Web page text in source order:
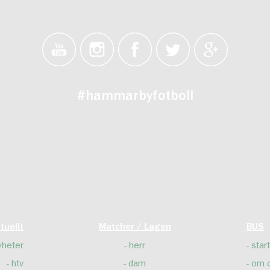
#hammarbyfotboll
htv
Matcher / Lagen
herr
dam
BUS
start
om